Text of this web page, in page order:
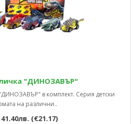
"ДИНОЗАВЪР"
в комплект. Серия детски
на различни..
41.40лв. (€21.17)